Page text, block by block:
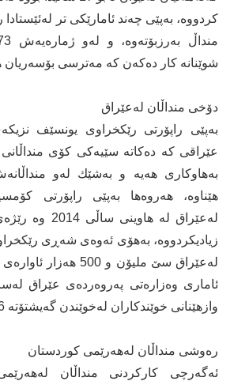
شوێنانە كار دەكەن كە مەترسی بۆسەریان
دۆخی منداڵان لەعێراق
عێراقی كە دەكاتە سێیەكی كۆی منداڵانی
بەهاوكاری هەیە و بەشێك لەو
هێناوە، هەروەها بەپێی راپۆرتی
لەعێراق لە
زیادیكردووە، بەهۆی ئەوەی شەڕی
لەعێراق سێ ملیۆن و 500
وازهێنانی خوێندكاران لەخوێندن گەیشتۆتە 6%.
رەوشی منداڵان لەهەرێمی كوردستان
ئەگەرچی كاركردنی منداڵان